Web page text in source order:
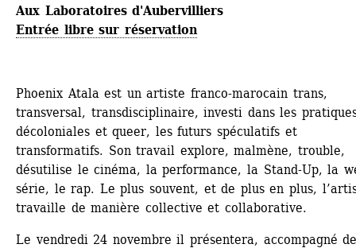
Aux Laboratoires d'Aubervilliers
Entrée libre sur réservation
Phoenix Atala est un artiste franco-marocain trans,
transversal, transdisciplinaire, investi dans les
décoloniales et queer, les futurs spéculatifs et
transformatifs. Son travail explore, malmène, trouble,
désutilise le cinéma, la performance, la Stand-Up, la
série, le rap. Le plus souvent, et de plus en plus,
travaille de manière collective et collaborative.
Le vendredi 24 novembre il présentera, accompagné